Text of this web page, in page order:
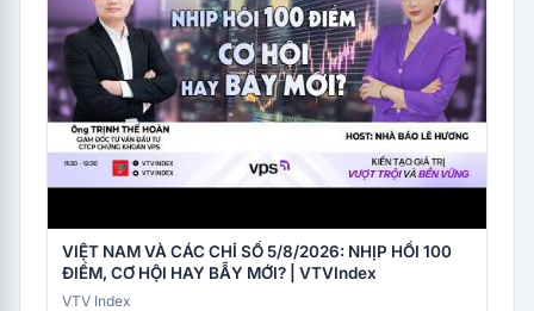
VIỆT NAM VÀ CÁC CHỈ SỐ 5/8/2026: NHỊP HỒI 100
ĐIỂM, CƠ HỘI HAY BẪY MỚI? | VTVIndex
VTV Index